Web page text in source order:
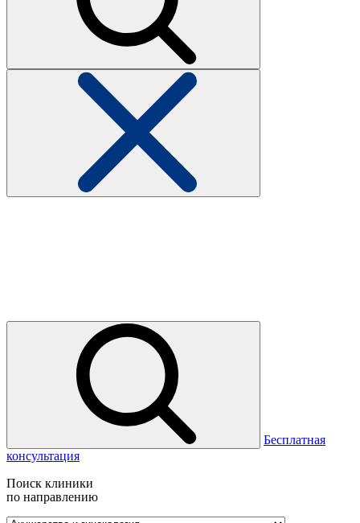
Бесплатная
консультация
Поиск клиники
по направлению